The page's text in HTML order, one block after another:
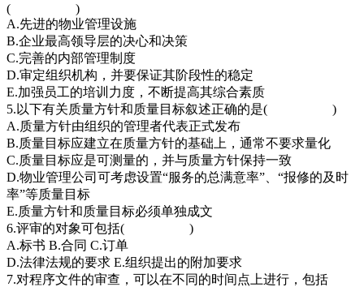
( )
A.先进的物业管理设施
B.企业最高领导层的决心和决策
C.完善的内部管理制度
D.审定组织机构，并要保证其阶段性的稳定
E.加强员工的培训力度，不断提高其综合素质
5.以下有关质量方针和质量目标叙述正确的是( )
A.质量方针由组织的管理者代表正式发布
B.质量目标应建立在质量方针的基础上，通常不要求量化
C.质量目标应是可测量的，并与质量方针保持一致
D.物业管理公司可考虑设置“服务的总满意率”、“报修的及时
率”等质量目标
E.质量方针和质量目标必须单独成文
6.评审的对象可包括( )
A.标书 B.合同 C.订单
D.法律法规的要求 E.组织提出的附加要求
7.对程序文件的审查，可以在不同的时间点上进行，包括